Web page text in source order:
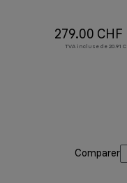
279.00 CHF
TVA incluse de 20.91
Comparer